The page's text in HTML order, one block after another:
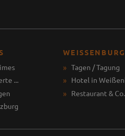
...
Tagen / Tagung
Hotel in
Restaurant & Co.